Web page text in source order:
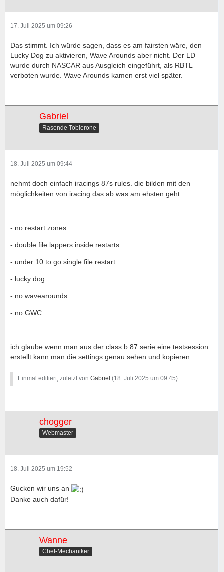
17. Juli 2025 um 09:26
Das stimmt. Ich würde sagen, dass es am fairsten wäre, den
Lucky Dog zu aktivieren, Wave Arounds aber nicht. Der LD
wurde durch NASCAR aus Ausgleich eingeführt, als RBTL
verboten wurde. Wave Arounds kamen erst viel später.
Gabriel
Rasende Toblerone
18. Juli 2025 um 09:44
nehmt doch einfach iracings 87s rules. die bilden mit den
möglichkeiten von iracing das ab was am ehsten geht.
- no restart zones
- double file lappers inside restarts
- under 10 to go single file restart
- lucky dog
- no wavearounds
- no GWC
ich glaube wenn man aus der class b 87 serie eine testsession
erstellt kann man die settings genau sehen und kopieren
Einmal editiert, zuletzt von Gabriel (18. Juli 2025 um 09:45)
chogger
Webmaster
18. Juli 2025 um 19:52
Gucken wir uns an
Danke auch dafür!
Wanne
Chef-Mechaniker